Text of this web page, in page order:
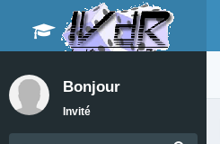
Bonjour
Invité